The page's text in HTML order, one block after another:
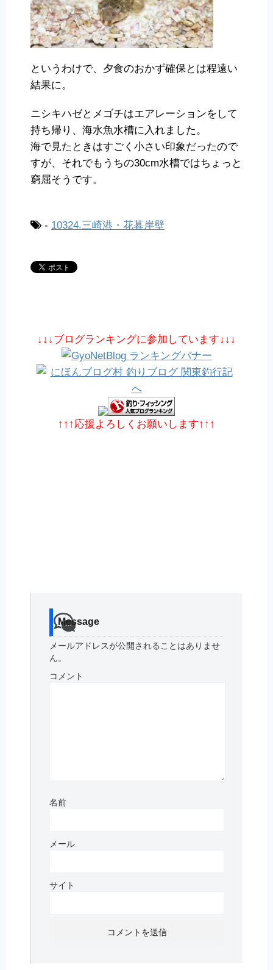
というわけで、夕食のおかず確保とは程遠い
結果に。
ニシキハゼとメゴチはエアレーションをして
持ち帰り、海水魚水槽に入れました。
海で見たときはすごく小さい印象だったので
すが、それでもうちの30cm水槽ではちょっと
窮屈そうです。
- 10324.三崎港・花暮岸壁
↓↓↓ブログランキングに参加しています↓↓↓
↑↑↑応援よろしくお願いします↑↑↑
Message
メールアドレスが公開されることはありませ
ん。
コメント
名前
メール
サイト